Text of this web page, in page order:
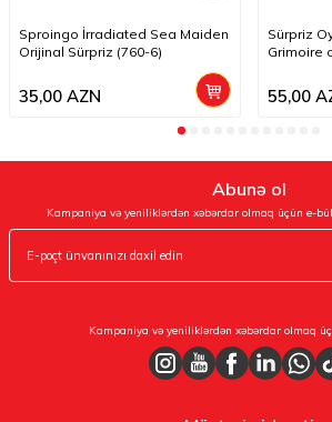
Sproingo İrradiated Sea Maiden
Orijinal Sürpriz (760-6)
35,00 AZN
Sürpriz
Grimoire
55,00
Abunə ol
Kampaniya və yeniliklərdən xəbərdar olmaq üçün e-
Kampaniya və yeniliklərdən xəbərdar olmaq